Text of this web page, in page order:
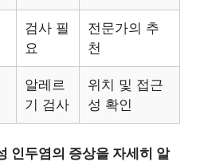
검사 필
요
전문가의 추
천
알레르
기 검사
위치 및 접근
성 확인
인두염의 증상을 자세히 알